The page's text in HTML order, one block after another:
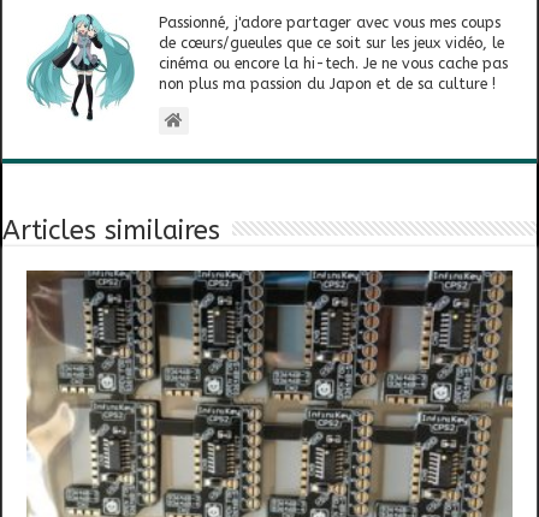
Passionné, j'adore partager avec vous mes coups
de cœurs/gueules que ce soit sur les jeux vidéo, le
cinéma ou encore la hi-tech. Je ne vous cache pas
non plus ma passion du Japon et de sa culture !
Articles similaires